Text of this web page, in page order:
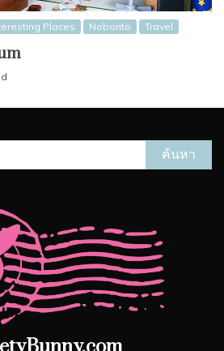
Places Noborito Travel